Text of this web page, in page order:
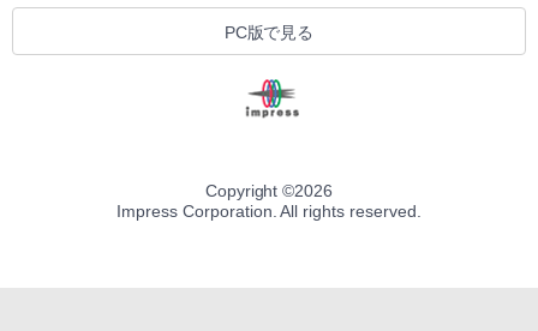
PC版で見る
Copyright ©2026
Impress Corporation. All rights reserved.